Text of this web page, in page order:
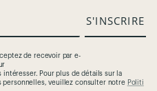
S'INSCRIRE
de recevoirpar e-
intéresser. Pour plus dedétails sur la
personnelles,veuillez consulter notre Politi